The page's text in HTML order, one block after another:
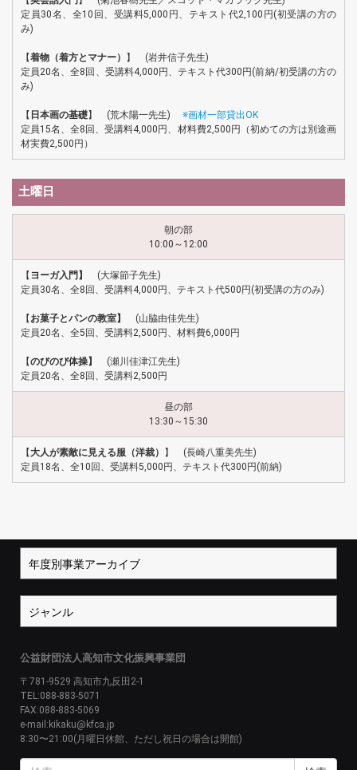
定員30名、全10回、受講料5,000円、テキスト代2,100円(初受講の方の
み)
【着物（着方とマナー） 】 (岩井信子先生)
定員20名、全8回、受講料4,000円、テキスト代300円(前納/初受講の方の
み)
【 日本画の基礎】 (荒木陽一先生) ※画材一部貸出OK
定員15名、全8回、受講料4,000円、材料費2,500円（初めての方は別途画
材実費2,500円）
土曜日
朝の部
10:00～12:00
【ヨーガ入門】
(大塚節子先生)
定員30名、全8回、受講料4,000円、テキスト代500円(初受講の方のみ)
【お菓子とパンの教室】
(山脇由佳先生)
定員20名、全5回、受講料2,500円、材料費6,000円
【のびのび体操】
(瀬川佳津江先生)
定員20名、全8回、受講料2,500円
昼の部
13:30～15:30
【大人が素敵に見える服（洋裁） 】 (長崎八重美先生)
定員18名、全10回、受講料5,000円、テキスト代300円(前納)
公益財団法人高知市文化振興事業団
〒781-9529 高知市九反田2-1
TEL:088-883-5071
FAX:088-883-5069
e-mail:kikaku@kfca.jp
8:30〜21:00(月曜日休館、ただし祝日の場合は開館)
検